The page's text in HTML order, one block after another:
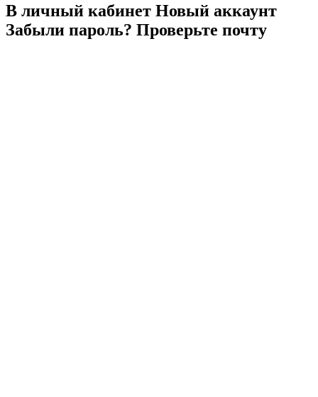
В личный кабинет Новый аккаунт
Забыли пароль? Проверьте почту